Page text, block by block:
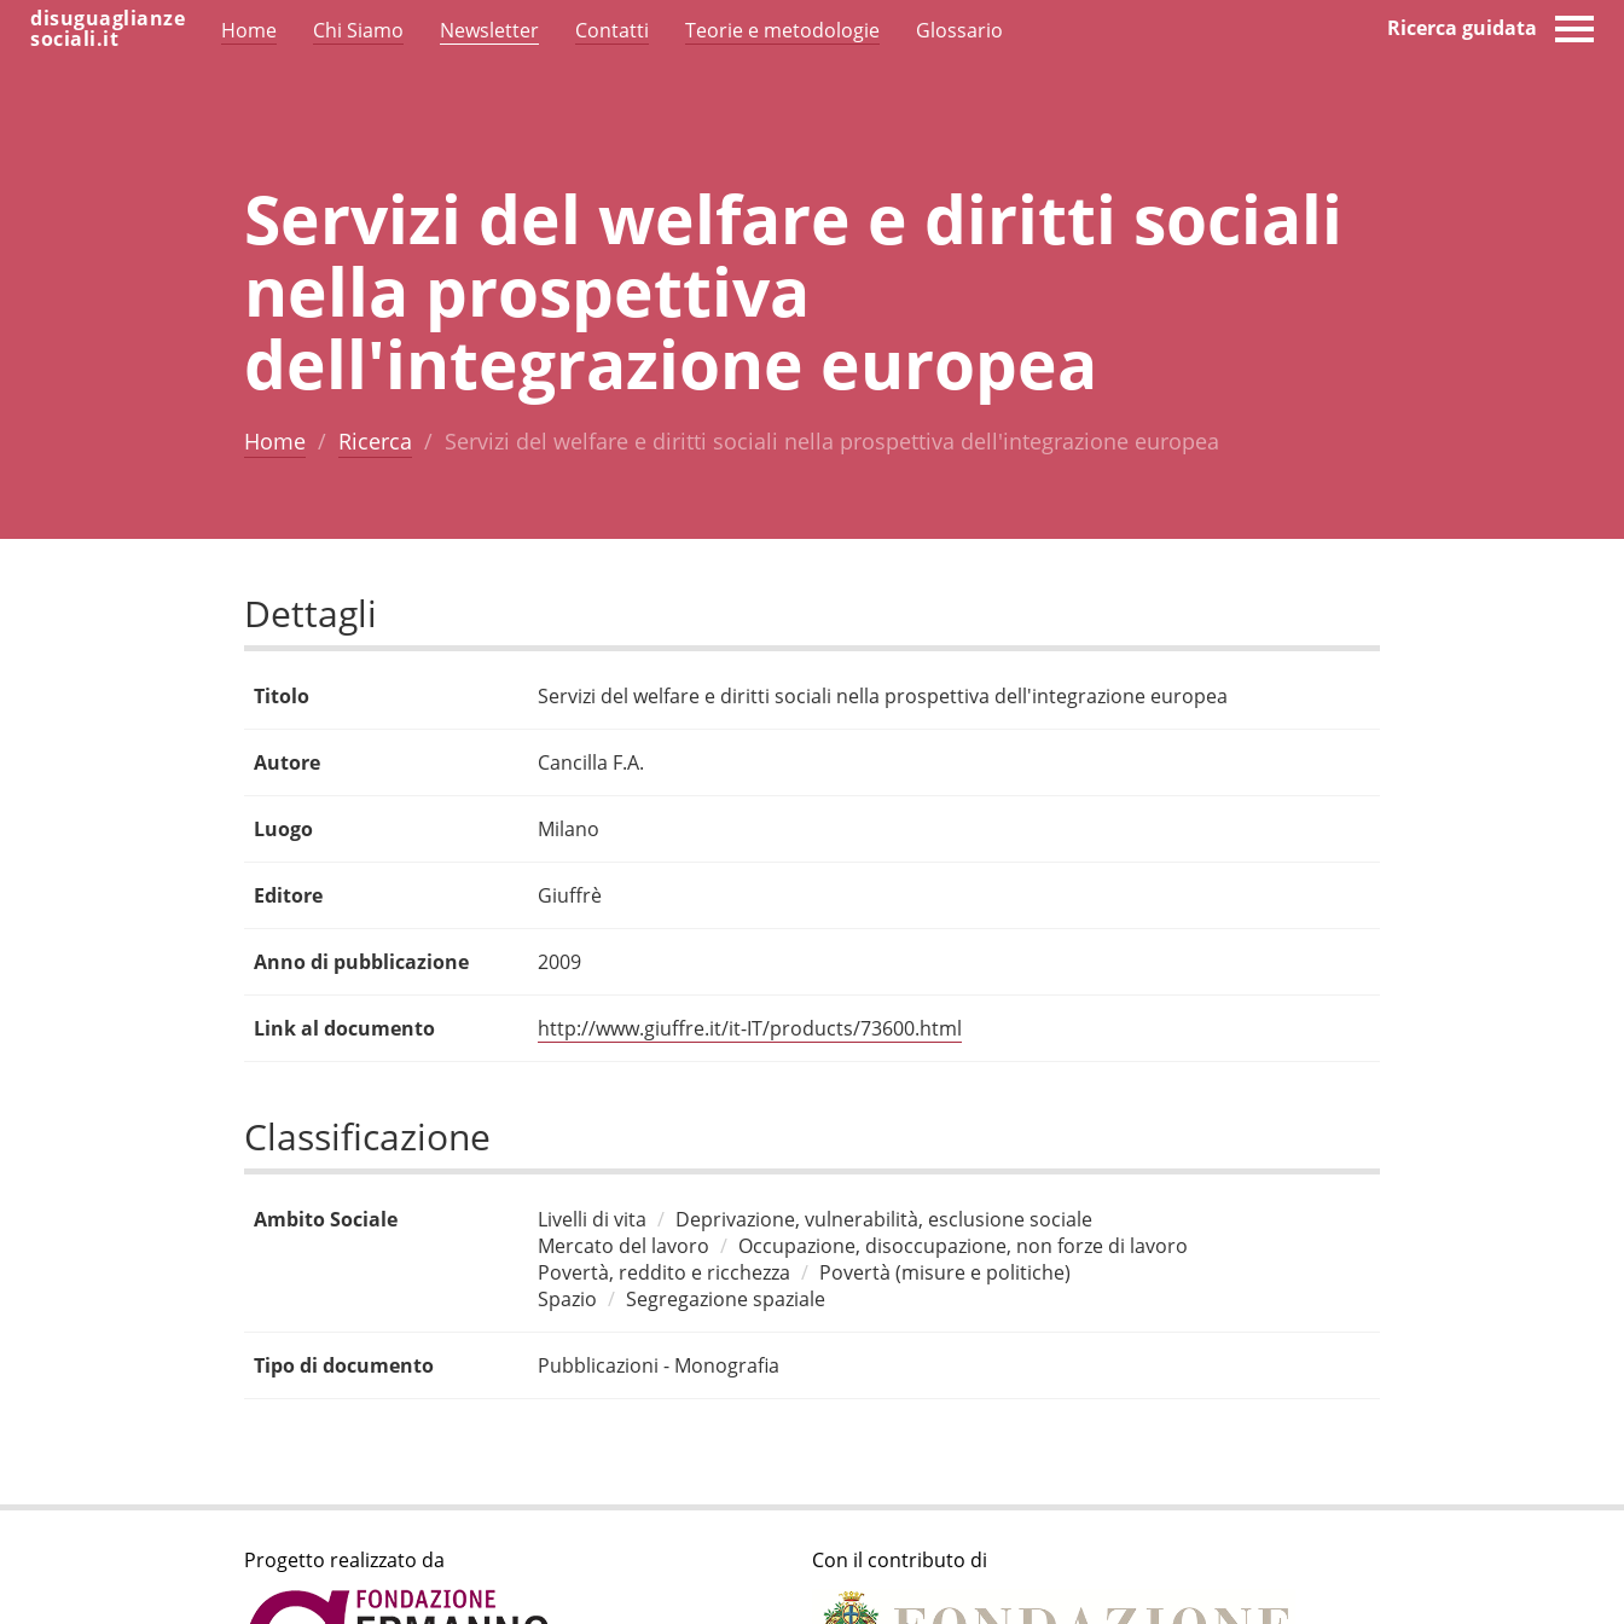
disuguaglianze
sociali.it Home Chi Siamo Newsletter Contatti Teorie e metodologie Glossario Ricerca guidata
Servizi del welfare e diritti sociali
nella prospettiva
dell'integrazione europea
Home Ricerca Servizi del welfare e diritti sociali nella prospettiva dell'integrazione europea
Dettagli
Titolo Servizi del welfare e diritti sociali nella prospettiva dell'integrazione europea
Autore Cancilla F.A.
Luogo Milano
Editore Giuffrè
Anno di pubblicazione 2009
Link al documento http://www.giuffre.it/it-IT/products/73600.html
Classificazione
Ambito Sociale Livelli di vita
Deprivazione, vulnerabilità, esclusione sociale
Mercato del lavoro
Occupazione, disoccupazione, non forze di lavoro
Povertà, reddito e ricchezza
Povertà (misure e politiche)
Spazio
Segregazione spaziale
Tipo di documento Pubblicazioni - Monografia
Progetto realizzato da Con il contributo di